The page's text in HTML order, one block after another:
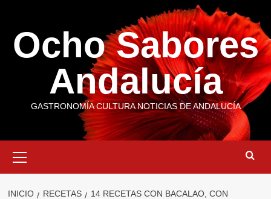
contenido
Ocho Sabores
Andalucía
GASTRONOMÍA CULTURA NOTICIAS DE ANDALUCÍA
primario
INICIO RECETAS
14 RECETAS CON BACALAO, CON